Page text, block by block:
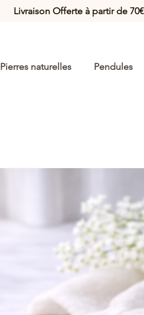
Livraison Offerte à partir de
Pierres naturelles Pendules